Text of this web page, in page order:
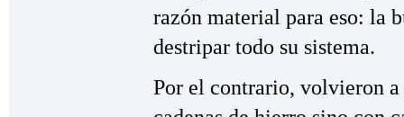
razón material para eso: la
destripar todo su sistema.
Por el contrario, volvieron a